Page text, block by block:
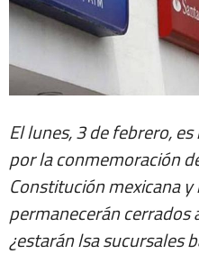
El lunes, 3 de febrero,
por la conmemoración
Constitución mexicana
permanecerán cerrados
¿estarán lsa sucursales